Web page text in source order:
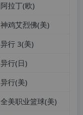
阿拉丁(欧)
神鸡艾烈佛(美)
异行 3(美)
异行(日)
异行(美)
全美职业篮球(美)